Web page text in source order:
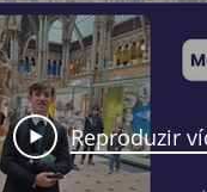
Reproduzir